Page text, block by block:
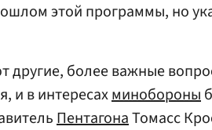
этой программы, но
другие, более важные
и в интересахминобороны
ПентагонаТомасс